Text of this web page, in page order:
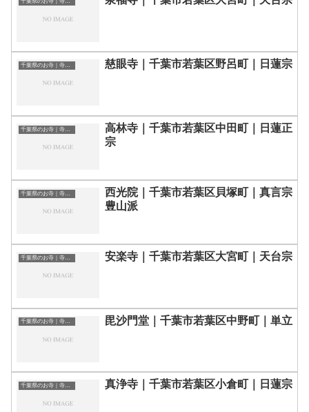
千葉県のお寺｜寺院一覧 慈眼寺｜千葉市若葉区野呂町｜日蓮宗
千葉県のお寺｜寺院一覧
高林寺｜千葉市若葉区中田町｜日蓮正
宗
千葉県のお寺｜寺院一覧
西光院｜千葉市若葉区貝塚町｜真言宗
豊山派
千葉県のお寺｜寺院一覧 安楽寺｜千葉市若葉区大宮町｜天台宗
千葉県のお寺｜寺院一覧 毘沙門堂｜千葉市若葉区中野町｜単立
千葉県のお寺｜寺院一覧 真浄寺｜千葉市若葉区小倉町｜日蓮宗